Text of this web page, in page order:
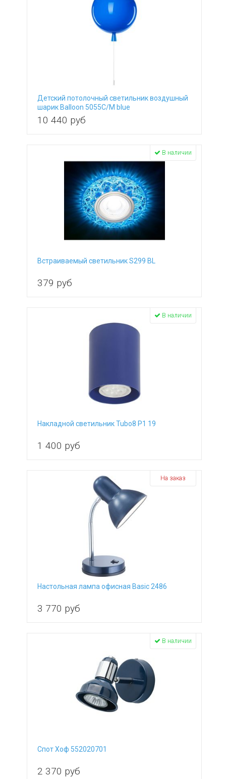
Детский потолочный светильник воздушный
шарик Balloon 5055C/M blue
10 440 руб
Встраиваемый светильник S299 BL
379 руб
В наличии
Накладной светильник Tubo8 P1 19
1 400 руб
В наличии
Настольная лампа офисная Basic 2486
3 770 руб
На заказ
Спот Хоф 552020701
2 370 руб
В наличии